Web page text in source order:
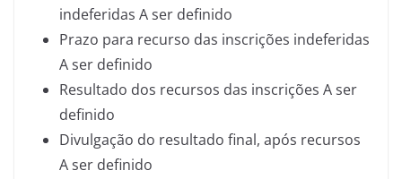
indeferidas A ser definido
Prazo para recurso das inscrições indeferidas
A ser definido
Resultado dos recursos das inscrições A ser
definido
Divulgação do resultado final, após recursos
A ser definido